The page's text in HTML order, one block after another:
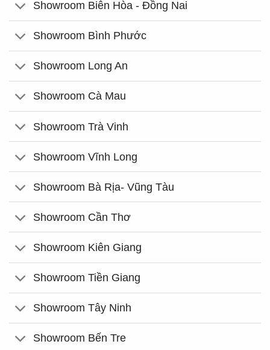
Showroom Biên Hòa - Đồng Nai
Showroom Bình Phước
Showroom Long An
Showroom Cà Mau
Showroom Trà Vinh
Showroom Vĩnh Long
Showroom Bà Rịa- Vũng Tàu
Showroom Cần Thơ
Showroom Kiên Giang
Showroom Tiền Giang
Showroom Tây Ninh
Showroom Bến Tre